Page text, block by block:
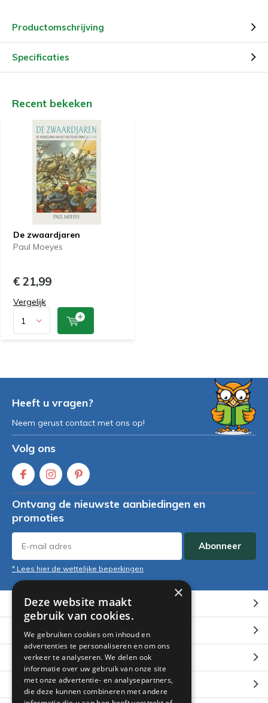
Productomschrijving
Specificaties
Recent bekeken
De zwaardjaren
Paul Moeyes
€ 21,99
Vergelijk
Heeft u vragen?
Neem gerust contact met ons op!
Volg ons
Ontvang de nieuwste aanbiedingen en
promoties
Abonneer
* Lees hier de wettelijke beperkingen
Klantenservice
Mijn account
Categorieën
Contact
×
Deze website maakt
gebruik van cookies.
We gebruiken cookies om inhoud en
advertenties te personaliseren en om ons
verkeer te analyseren. We delen ook
informatie over uw gebruik van onze site
met onze advertentie- en analysepartners,
die deze kunnen combineren met andere